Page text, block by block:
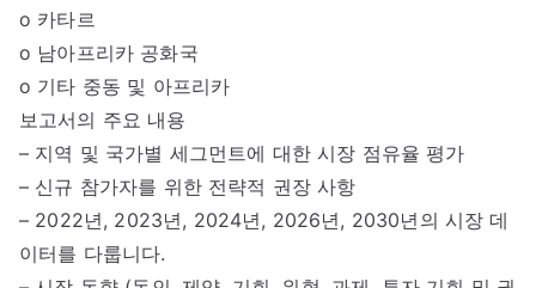
o 카타르
o 남아프리카 공화국
o 기타 중동 및 아프리카
보고서의 주요 내용
– 지역 및 국가별 세그먼트에 대한 시장 점유율 평가
– 신규 참가자를 위한 전략적 권장 사항
– 2022년, 2023년, 2024년, 2026년, 2030년의 시장 데
이터를 다룹니다.